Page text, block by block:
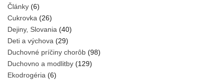
Články (6)
Cukrovka (26)
Dejiny, Slovania (40)
Deti a výchova (29)
Duchovné príčiny chorôb (98)
Duchovno a modlitby (129)
Ekodrogéria (6)